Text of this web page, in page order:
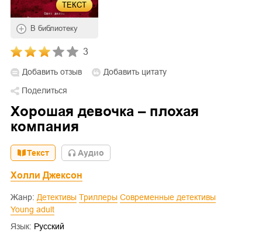
ТЕКСТ
В библиотеку
3
Добавить отзыв
Добавить цитату
Поделиться
Хорошая девочка – плохая
компания
Текст Aудио
Холли Джексон
Жанр: Детективы Триллеры
Современные детективы
Young adult
Язык: Русский